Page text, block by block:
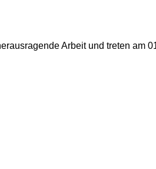
Arbeit und treten am